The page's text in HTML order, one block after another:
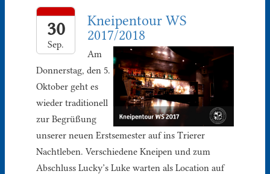
30
Sep.
Kneipentour WS
2017/2018
Am
Donnerstag, den 5.
Oktober geht es
wieder traditionell
zur Begrüßung
unserer neuen Erstsemester auf ins Trierer
Nachtleben. Verschiedene Kneipen und zum
Abschluss Lucky’s Luke warten als Location auf